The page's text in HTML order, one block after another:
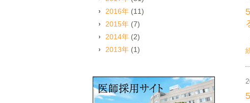
2016年 (11)
2015年 (7)
2014年 (2)
2013年 (1)